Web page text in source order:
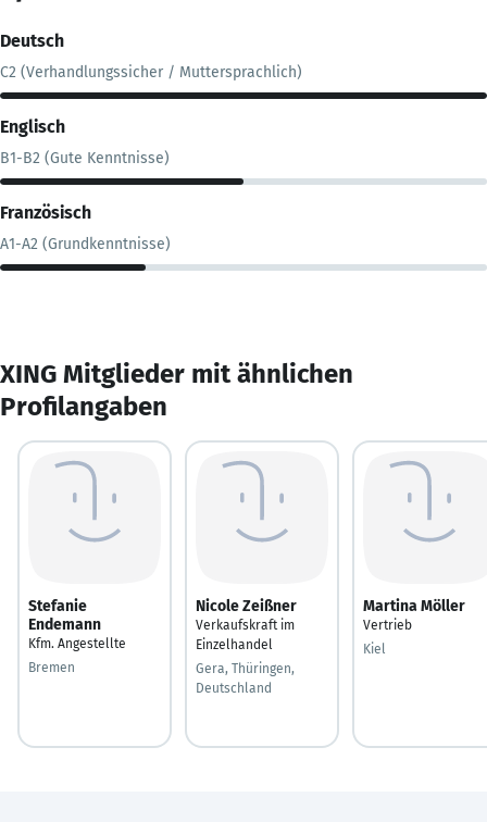
Deutsch
C2 (Verhandlungssicher / Muttersprachlich)
Englisch
B1-B2 (Gute Kenntnisse)
Französisch
A1-A2 (Grundkenntnisse)
XING Mitglieder mit ähnlichen
Profilangaben
Stefanie
Endemann
Kfm. Angestellte
Bremen
Nicole Zeißner
Verkaufskraft im
Einzelhandel
Gera, Thüringen,
Deutschland
Martina Möller
Vertrieb
Kiel